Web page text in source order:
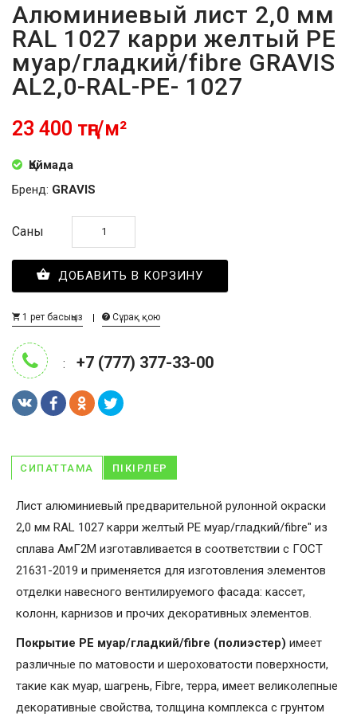
Алюминиевый лист 2,0 мм
RAL 1027 карри желтый PE
муар/гладкий/fibre GRAVIS
AL2,0-RAL-PE- 1027
23 400 тңг/м²
Қоймада
Бренд: GRAVIS
Саны
ДОБАВИТЬ В КОРЗИНУ
1 рет басыңыз Сұрақ қою
: +7 (777) 377-33-00
СИПАТТАМА ПІКІРЛЕР
Лист алюминиевый предварительной рулонной окраски
2,0 мм RAL 1027 карри желтый PE муар/гладкий/fibre" из
сплава АмГ2М изготавливается в соответствии с ГОСТ
21631-2019 и применяется для изготовления элементов
отделки навесного вентилируемого фасада: кассет,
колонн, карнизов и прочих декоративных элементов.
Покрытие PE муар/гладкий/fibre (полиэстер) имеет
различные по матовости и шероховатости поверхности,
такие как муар, шагрень, Fibrе, терра, имеет великолепные
декоративные свойства, толщина комплекса с грунтом